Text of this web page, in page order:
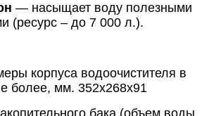
— насыщает воду полезными
(ресурс – до 7 000 л.).
корпуса водоочистителя в
более, мм. 352х268х91
бака (объем воды